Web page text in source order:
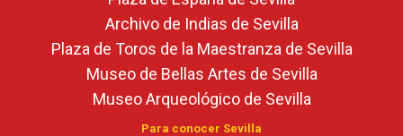
Archivo de Indias de Sevilla
Plaza de Toros de la Maestranza de Sevilla
Museo de Bellas Artes de Sevilla
Museo Arqueológico de Sevilla
Para conocer Sevilla